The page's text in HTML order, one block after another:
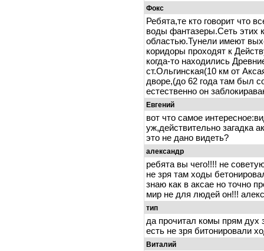
Фокс
Ребята,те кто говорит что
воды фантазеры.Сеть этих
областью.Тунели имеют
коридоры проходят к
когда-то находились
ст.Ольгинская(10 км от
дворе,(до 62 года там был
естественно он
Евгений
вот что самое
уж,действительно загадка
это не дано видеть?
александр
ребята вы чего!!!! не
не зря там ходы
знаю как в аксае но точно
мир не для людей он!!!
тип
да прочитал комы прям дух
есть не зря битонировали
Виталий